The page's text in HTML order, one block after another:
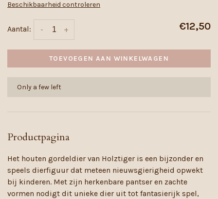
Beschikbaarheid controleren
Aantal: +
- €12,50
TOEVOEGEN AAN WINKELWAGEN
Only a few left
Productpagina
Het houten gordeldier van Holztiger is een bijzonder en
speels dierfiguur dat meteen nieuwsgierigheid opwekt
bij kinderen. Met zijn herkenbare pantser en zachte
vormen nodigt dit unieke dier uit tot fantasierijk spel,